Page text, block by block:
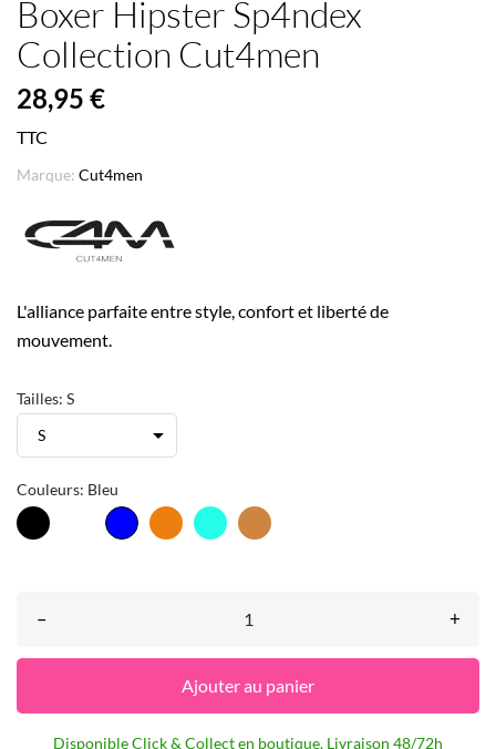
Boxer Hipster Sp4ndex
Collection Cut4men
28,95 €
TTC
Marque: Cut4men
L'alliance parfaite entre style, confort et liberté de
mouvement.
Tailles: S
Couleurs: Bleu
Noir Bleu OrangeBleu Beige
– +
Ajouter au panier
Disponible Click & Collect en boutique. Livraison 48/72h